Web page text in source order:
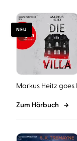
NEU
Markus Heitz
Zum Hörbuch